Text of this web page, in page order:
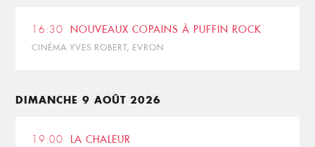
16:30 NOUVEAUX COPAINS À PUFFIN ROCK
CINÉMA YVES ROBERT, EVRON
DIMANCHE 9 AOÛT 2026
19:00 LA CHALEUR